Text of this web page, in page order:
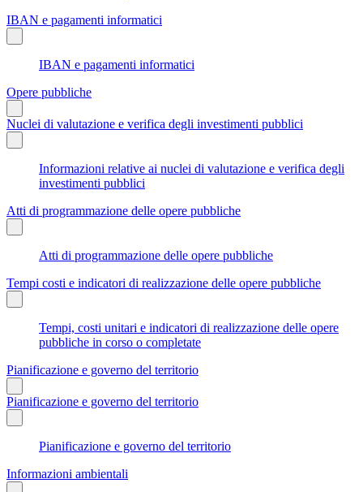
IBAN e pagamenti informatici
IBAN e pagamenti informatici
Opere pubbliche
Nuclei di valutazione e verifica degli investimenti pubblici
Informazioni relative ai nuclei di valutazione e verifica degli
investimenti pubblici
Atti di programmazione delle opere pubbliche
Atti di programmazione delle opere pubbliche
Tempi costi e indicatori di realizzazione delle opere pubbliche
Tempi, costi unitari e indicatori di realizzazione delle opere
pubbliche in corso o completate
Pianificazione e governo del territorio
Pianificazione e governo del territorio
Pianificazione e governo del territorio
Informazioni ambientali